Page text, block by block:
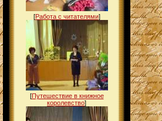
[Работа с читателями]
[Путешествие в книжное
королевство]